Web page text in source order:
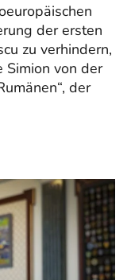
der ersten
zu verhindern,
Simion von der
der